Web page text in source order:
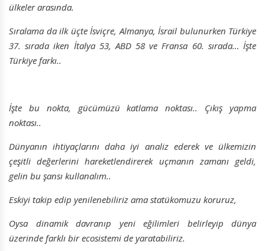
ülkeler arasında.
Sıralama da ilk üçte İsviçre, Almanya, İsrail bulunurken Türkiye
37. sırada iken İtalya 53, ABD 58 ve Fransa 60. sırada… İşte
Türkiye farkı..
İşte bu nokta, gücümüzü katlama noktası.. Çıkış yapma
noktası..
Dünyanın ihtiyaçlarını daha iyi analiz ederek ve ülkemizin
çeşitli değerlerini hareketlendirerek uçmanın zamanı geldi,
gelin bu şansı kullanalım..
Eskiyi takip edip yenilenebiliriz ama statükomuzu koruruz,
Oysa dinamik davranıp yeni eğilimleri belirleyip dünya
üzerinde farklı bir ecosistemi de yaratabiliriz.